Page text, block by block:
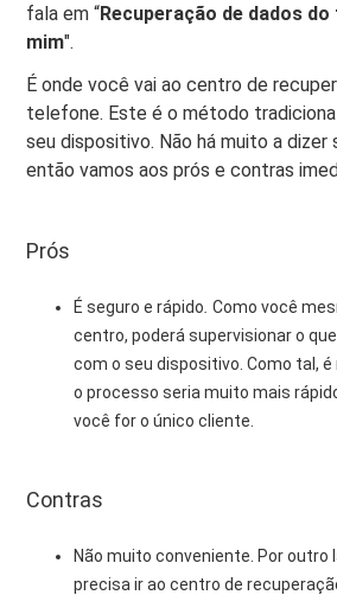
fala em “Recuperação de dados
mim".
É onde você vai ao centro de
telefone. Este é o método
seu dispositivo. Não há muito a dizer
então vamos aos prós e contras
Prós
É seguro e rápido .Como você
centro, poderá supervisionar o
com o seu dispositivo. Como tal,
o processo seria muito mais
você for o único cliente.
Contras
Não muito conveniente. Por outro
precisa ir ao centro de